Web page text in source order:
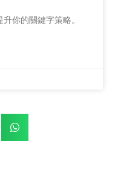
你的關鍵字策略。